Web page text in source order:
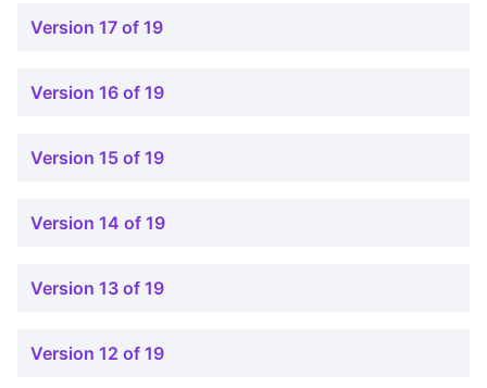
Version 17 of 19
Version 16 of 19
Version 15 of 19
Version 14 of 19
Version 13 of 19
Version 12 of 19